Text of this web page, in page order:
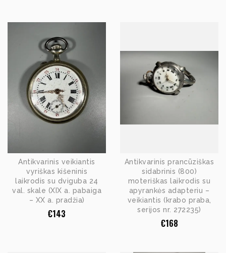
Antikvarinis veikiantis
vyriškas kišeninis
laikrodis su dviguba 24
val. skale (XIX a. pabaiga
– XX a. pradžia)
€143
Antikvarinis prancūziškas
sidabrinis (800)
moteriškas laikrodis su
apyrankės adapteriu –
veikiantis (krabo praba,
serijos nr. 272235)
€168